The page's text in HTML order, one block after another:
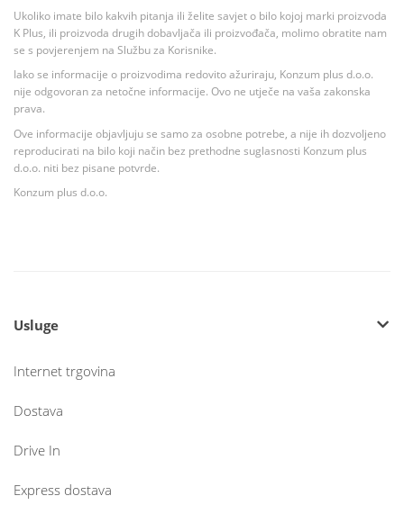
Ukoliko imate bilo kakvih pitanja ili želite savjet o bilo kojoj marki proizvoda
K Plus, ili proizvoda drugih dobavljača ili proizvođača, molimo obratite nam
se s povjerenjem na Službu za Korisnike.
Iako se informacije o proizvodima redovito ažuriraju, Konzum plus d.o.o.
nije odgovoran za netočne informacije. Ovo ne utječe na vaša zakonska
prava.
Ove informacije objavljuju se samo za osobne potrebe, a nije ih dozvoljeno
reproducirati na bilo koji način bez prethodne suglasnosti Konzum plus
d.o.o. niti bez pisane potvrde.
Konzum plus d.o.o.
Usluge
Internet trgovina
Dostava
Drive In
Express dostava